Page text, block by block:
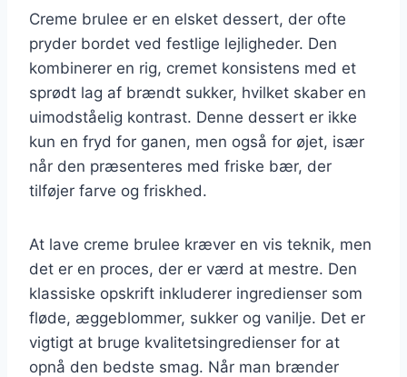
Creme brulee er en elsket dessert, der ofte
pryder bordet ved festlige lejligheder. Den
kombinerer en rig, cremet konsistens med et
sprødt lag af brændt sukker, hvilket skaber en
uimodståelig kontrast. Denne dessert er ikke
kun en fryd for ganen, men også for øjet, især
når den præsenteres med friske bær, der
tilføjer farve og friskhed.
At lave creme brulee kræver en vis teknik, men
det er en proces, der er værd at mestre. Den
klassiske opskrift inkluderer ingredienser som
fløde, æggeblommer, sukker og vanilje. Det er
vigtigt at bruge kvalitetsingredienser for at
opnå den bedste smag. Når man brænder